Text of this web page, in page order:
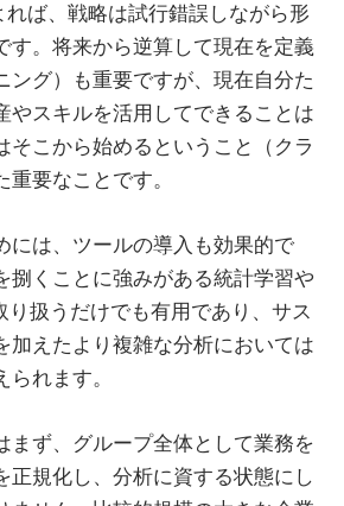
れば、戦略は試行錯誤しながら形
す。将来から逆算して現在を定義
ング）も重要ですが、現在自分た
やスキルを活用してできることは
そこから始めるということ（クラ
要なことです。
には、ツールの導入も効果的で
捌くことに強みがある統計学習や
り扱うだけでも有用であり、サス
加えたより複雑な分析においては
れます。
まず、グループ全体として業務を
正規化し、分析に資する状態にし